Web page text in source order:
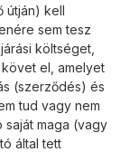
útján) kell
sem tesz
költséget,
el, amelyet
(szerződés) és
tud vagy nem
saját maga (vagy
által tett